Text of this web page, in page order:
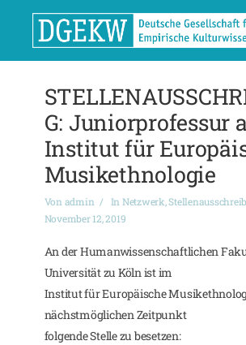
G: Juniorprofessur
Institut für
Musikethnologie
Von admin In Netzwerk,
November 12, 2019
An der Humanwissenschaftlichen
Universität zu Köln ist im
Institut für Europäische
nächstmöglichen Zeitpunkt
folgende Stelle zu besetzen: